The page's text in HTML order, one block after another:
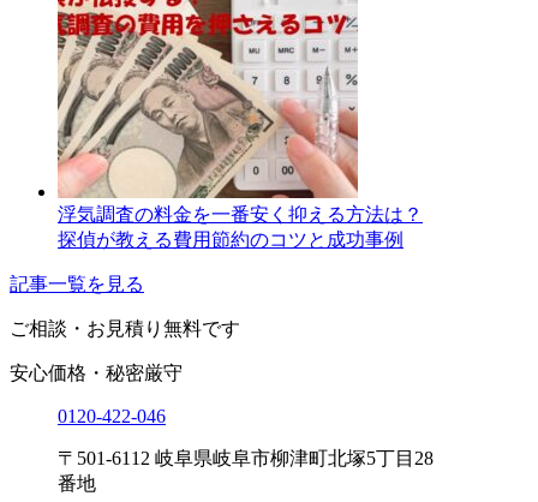
浮気調査の料金を一番安く抑える方法は？
探偵が教える費用節約のコツと成功事例
記事一覧を見る
ご相談・お見積り 無料です
安心価格・秘密厳守
0120-422-046
〒501-6112 岐阜県岐阜市柳津町北塚5丁目28
番地